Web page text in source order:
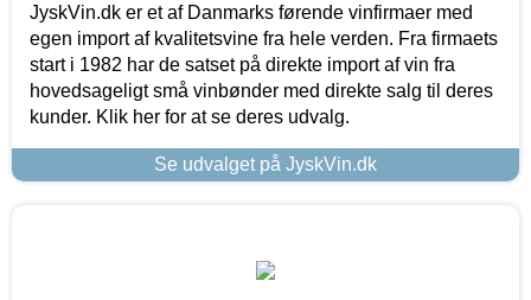
JyskVin.dk er et af Danmarks førende vinfirmaer med
egen import af kvalitetsvine fra hele verden. Fra firmaets
start i 1982 har de satset på direkte import af vin fra
hovedsageligt små vinbønder med direkte salg til deres
kunder. Klik her for at se deres udvalg.
Se udvalget på JyskVin.dk